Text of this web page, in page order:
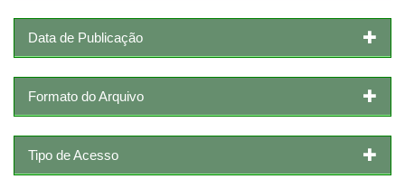
Data de Publicação
Formato do Arquivo
Tipo de Acesso